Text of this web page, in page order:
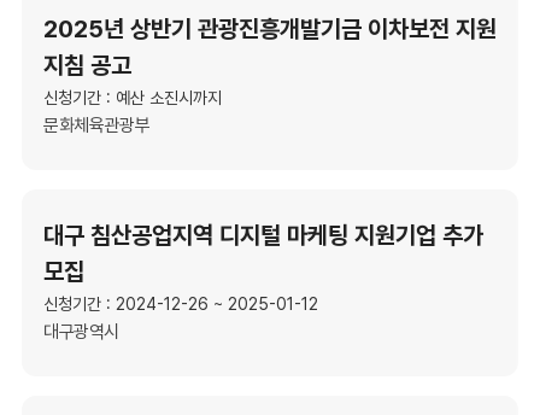
2025년 상반기 관광진흥개발기금 이차보전 지원
지침 공고
신청기간 : 예산 소진시까지
문화체육관광부
대구 침산공업지역 디지털 마케팅 지원기업 추가
모집
신청기간 : 2024-12-26 ~ 2025-01-12
대구광역시